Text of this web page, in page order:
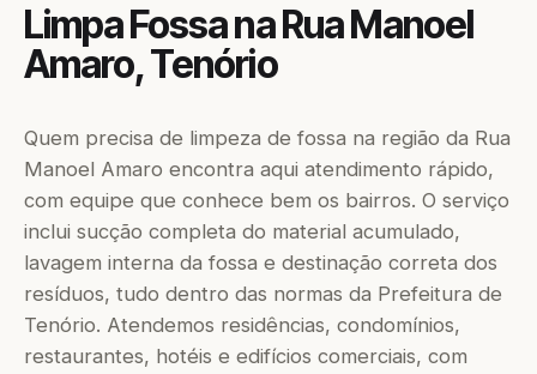
Limpa Fossa na Rua Manoel
Amaro, Tenório
Quem precisa de limpeza de fossa na região da Rua
Manoel Amaro encontra aqui atendimento rápido,
com equipe que conhece bem os bairros. O serviço
inclui sucção completa do material acumulado,
lavagem interna da fossa e destinação correta dos
resíduos, tudo dentro das normas da Prefeitura de
Tenório. Atendemos residências, condomínios,
restaurantes, hotéis e edifícios comerciais, com